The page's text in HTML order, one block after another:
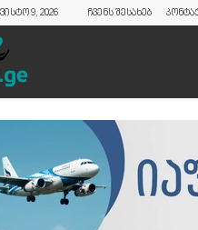
9, 2026 ჩვენს შესახებ